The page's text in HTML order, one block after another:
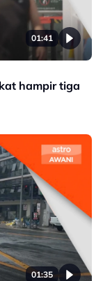
01:41
hampir tiga
01:35